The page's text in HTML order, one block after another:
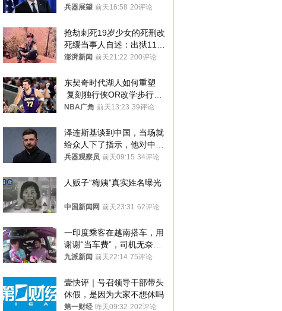
林肯措辞变了
兵器展望 前天16:58 20评论
抢劫刺死19岁少女的死刑改
死缓当事人自述：出狱11年
间始终刻意躲避被害人家属
澎湃新闻 前天21:22 200评论
东契奇时代湖人如何重塑
复刻独行侠OR改学步行
者？
NBA广角 前天13:23 39评论
泽连斯基谈到中国，当场就
给众人下了指示，他对中国
和中乌关系，显然又有了新
兵器观察员 前天09:15 34评论
人贩子“梅姨”真实姓名曝光
中国新闻网 前天23:31 62评论
一印度乘客在越南搭车，用
谢谢“当车费”，司机无奈发
笑；印度网友：不代表印度
九派新闻 前天22:14 75评论
壹快评｜号召领导干部带头
休假，是因为大家不想休吗
第一财经 昨天09:32 202评论